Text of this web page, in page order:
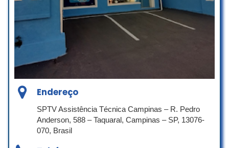
família, também em embalagens
personalizadas. O espaço do buffet
apesar de ser um pouco divido é amplo
proporcionado muitas brincadeiras para
Endereço
SPTV Assistência Técnica Campinas – R. Pedro
Anderson, 588 – Taquaral, Campinas – SP, 13076-
070, Brasil